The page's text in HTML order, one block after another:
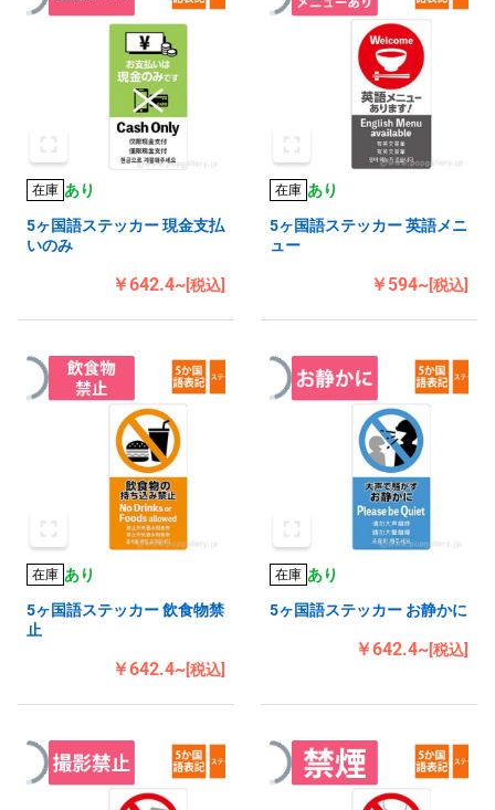
在庫 あり
5ヶ国語ステッカー 現金支払
いのみ
￥642.4~[税込]
在庫 あり
5ヶ国語ステッカー 英語メニ
ュー
￥594~[税込]
在庫 あり
5ヶ国語ステッカー 飲食物禁
止
￥642.4~[税込]
在庫 あり
5ヶ国語ステッカー お静かに
￥642.4~[税込]